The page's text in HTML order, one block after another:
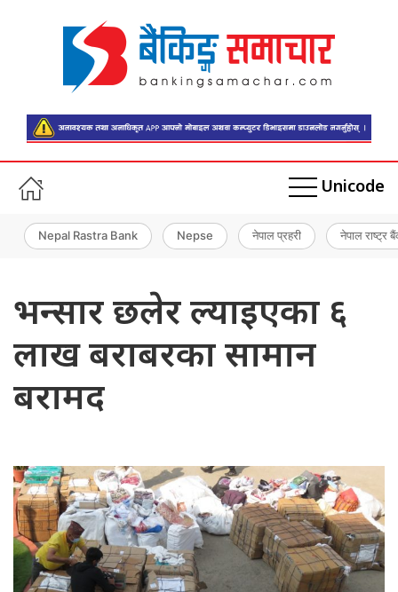
Unicode
Nepal Rastra Bank Nepse नेपाल प्रहरी नेपाल राष्ट्र
भन्सार छलेर ल्याइएका ६
लाख बराबरका सामान
बरामद